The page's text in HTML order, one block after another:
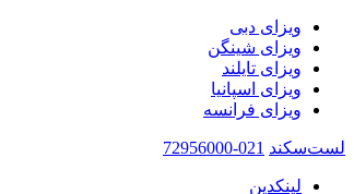
ویزای دبی
ویزای شینگن
ویزای تایلند
ویزای اسپانیا
ویزای فرانسه
لست‌سکند 021-72956000
لینکدین